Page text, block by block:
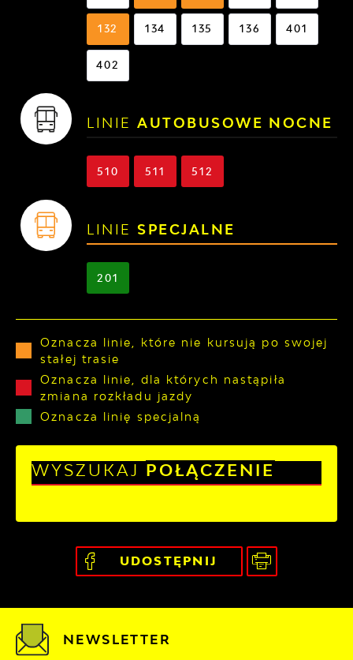
132 134 135 136 401
402
LINIEAUTOBUSOWE NOCNE
510 511 512
LINIESPECJALNE
201
Oznacza linie, które nie kursują po swojej
stałej trasie
Oznacza linie, dla których nastąpiła
zmiana rozkładu jazdy
Oznacza linię specjalną
WYSZUKAJ POŁĄCZENIE
UDOSTĘPNIJ
NEWSLETTER